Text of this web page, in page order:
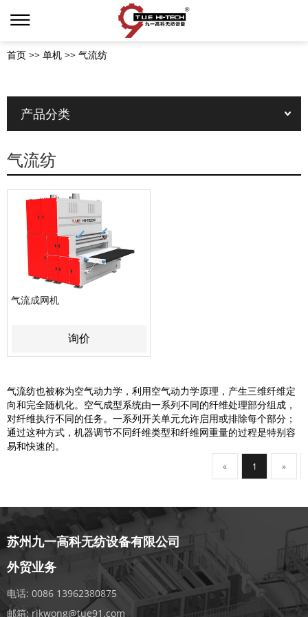
首页 >> 单机 >> 气流纺
产品分类
气流纺
气流成网机
询价
气流纺也被称为空气动力学，利用空气动力学原理，产生三维纤维定
向和完全随机化。空气成型系统由一系列不同的纤维处理部分组成，
对纤维执行不同的任务。一系列开关单元允许启用或排除每个部分；
通过这种方式，机器调节不同纤维类型和纤维网重量的过程是特别容
易和快速的。
« 1 »
苏州九一高科无纺设备有限公司
外贸业务
电话: 0086 13962380875
邮箱: rikwong@tue91.com